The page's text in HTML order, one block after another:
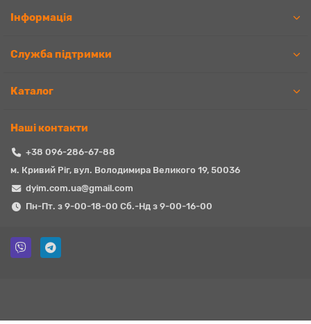
Iнформація
Служба підтримки
Каталог
Наші контакти
+38 096-286-67-88
м. Кривий Ріг, вул. Володимира Великого 19, 50036
dyim.com.ua@gmail.com
Пн-Пт. з 9-00-18-00 Сб.-Нд з 9-00-16-00